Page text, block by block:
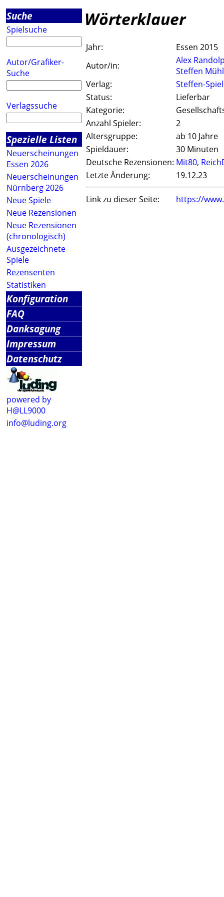
Suche
Spielsuche
Autor/Grafiker-
Suche
Verlagssuche
Spezielle Listen
Neuerscheinungen
Essen 2026
Neuerscheinungen
Nürnberg 2026
Neue Spiele
Neue Rezensionen
Neue Rezensionen
(chronologisch)
Ausgezeichnete
Spiele
Rezensenten
Statistiken
Konfiguration
FAQ
Danksagung
Impressum
Datenschutz
powered by
H@LL9000
info@luding.org
Wörterklauer
Jahr:
Essen 2015
Autor/in:
Alex
Steffen
Verlag:
Steffen-
Status:
Lieferbar
Kategorie:
Anzahl Spieler:
2
Altersgruppe:
ab 10 Jahre
Spieldauer:
30 Minuten
Deutsche Rezensionen: Mit80,
Letzte Änderung:
19.12.23
Link zu dieser Seite: https://